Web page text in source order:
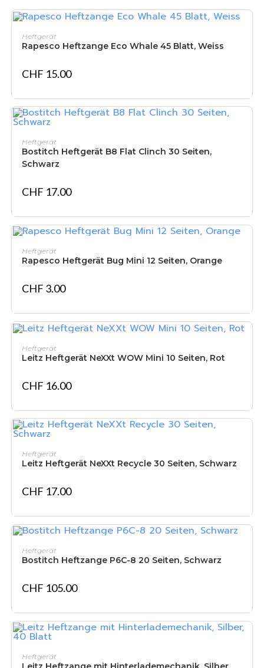
Heftgerät
Rapesco Heftzange Eco Whale 45 Blatt, Weiss
CHF 15.00
Heftgerät
Bostitch Heftgerät B8 Flat Clinch 30 Seiten,
Schwarz
CHF 17.00
Heftgerät
Rapesco Heftgerät Bug Mini 12 Seiten, Orange
CHF 3.00
Heftgerät
Leitz Heftgerät NeXXt WOW Mini 10 Seiten, Rot
CHF 16.00
Heftgerät
Leitz Heftgerät NeXXt Recycle 30 Seiten, Schwarz
CHF 17.00
Heftgerät
Bostitch Heftzange P6C-8 20 Seiten, Schwarz
CHF 105.00
Heftgerät